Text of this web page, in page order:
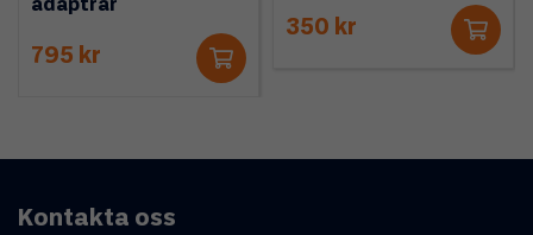
adaptrar
795 kr
350 kr
Kontakta oss